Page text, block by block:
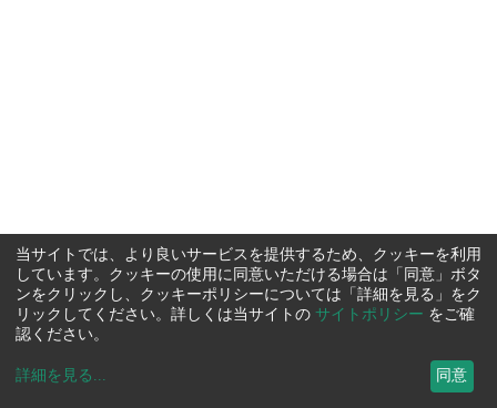
当サイトでは、より良いサービスを提供するため、クッキーを利用
しています。クッキーの使用に同意いただける場合は「同意」ボタ
ンをクリックし、クッキーポリシーについては「詳細を見る」をク
リックしてください。詳しくは当サイトの サイトポリシー をご確
認ください。
詳細を見る ... 同意